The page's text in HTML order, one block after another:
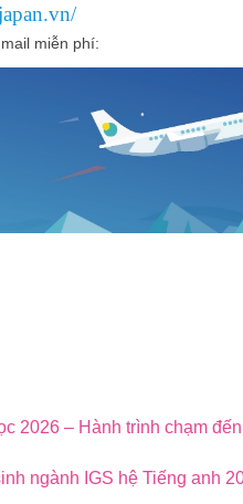
miễn phí:
2026 – Hành trình chạm
ngành IGS hệ Tiếng anh